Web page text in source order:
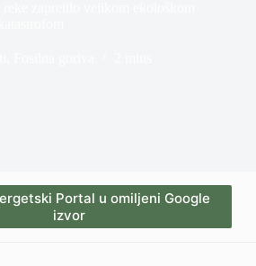
Portal u omiljeni Google
izvor